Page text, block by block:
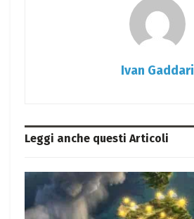
Ivan Gaddari
Leggi anche questi Articoli